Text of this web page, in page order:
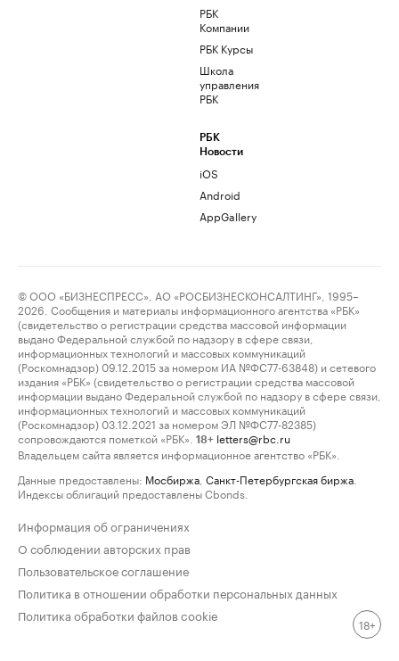
РБК
Компании
РБК Курсы
Школа
управления
РБК
РБК
Новости
iOS
Android
AppGallery
© ООО «БИЗНЕСПРЕСС», АО «РОСБИЗНЕСКОНСАЛТИНГ», 1995–
2026. Сообщения и материалы информационного агентства «РБК»
(свидетельство о регистрации средства массовой информации
выдано Федеральной службой по надзору в сфере связи,
информационных технологий и массовых коммуникаций
(Роскомнадзор) 09.12.2015 за номером ИА №ФС77-63848) и сетевого
издания «РБК» (свидетельство о регистрации средства массовой
информации выдано Федеральной службой по надзору в сфере связи,
информационных технологий и массовых коммуникаций
(Роскомнадзор) 03.12.2021 за номером ЭЛ №ФС77-82385)
сопровождаются пометкой «РБК».
18+ letters@rbc.ru
Владельцем сайта является информационное агентство «РБК».
Данные предоставлены: Мосбиржа Санкт-Петербургская биржа
Индексы облигаций предоставлены Cbonds.
Информация об ограничениях
О соблюдении авторских прав
Пользовательское соглашение
Политика в отношении обработки персональных данных
Политика обработки файлов cookie
18+